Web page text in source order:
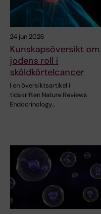
24 jun 2026
Kunskapsöversikt om
jodens roll i
sköldkörtelcancer
I en översiktsartikel i
tidskriften Nature Reviews
Endocrinology…